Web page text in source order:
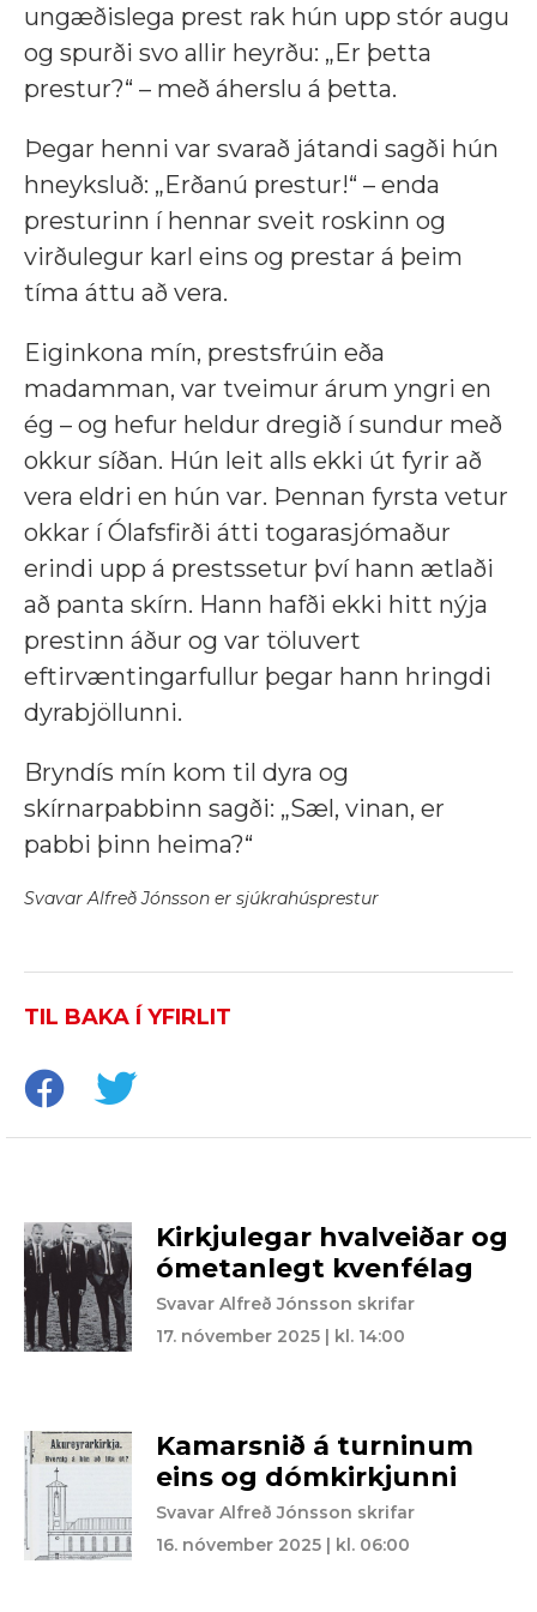
ungæðislega prest rak hún upp stór augu
og spurði svo allir heyrðu: „Er þetta
prestur?“ – með áherslu á þetta.
Þegar henni var svarað játandi sagði hún
hneyksluð: „Erðanú prestur!“ – enda
presturinn í hennar sveit roskinn og
virðulegur karl eins og prestar á þeim
tíma áttu að vera.
Eiginkona mín, prestsfrúin eða
madamman, var tveimur árum yngri en
ég – og hefur heldur dregið í sundur með
okkur síðan. Hún leit alls ekki út fyrir að
vera eldri en hún var. Þennan fyrsta vetur
okkar í Ólafsfirði átti togarasjómaður
erindi upp á prestssetur því hann ætlaði
að panta skírn. Hann hafði ekki hitt nýja
prestinn áður og var töluvert
eftirvæntingarfullur þegar hann hringdi
dyrabjöllunni.
Bryndís mín kom til dyra og
skírnarpabbinn sagði: „Sæl, vinan, er
pabbi þinn heima?“
Svavar Alfreð Jónsson er sjúkrahúsprestur
TIL BAKA Í YFIRLIT
Kirkjulegar hvalveiðar og
ómetanlegt kvenfélag
Svavar Alfreð Jónsson skrifar
17. nóvember 2025 | kl. 14:00
Kamarsnið á turninum
eins og dómkirkjunni
Svavar Alfreð Jónsson skrifar
16. nóvember 2025 | kl. 06:00